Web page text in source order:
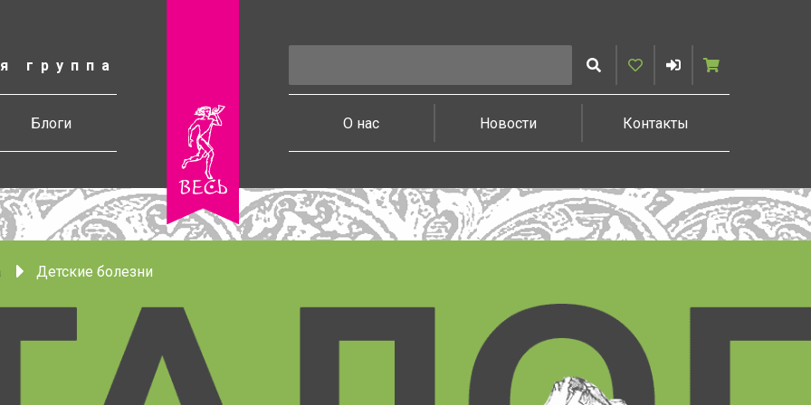
группа
ИскатьИзбранное
ВойтиКорзина
Блоги О нас Новости Контакты
Детские болезни